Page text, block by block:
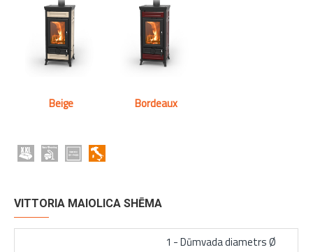
VITTORIA MAIOLICA SHĒMA
1 - Dūmvada diametrs Ø
Beige Bordeaux